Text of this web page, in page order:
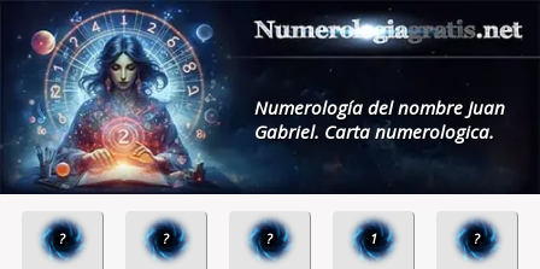
Numerología del nombre Juan
Gabriel. Carta numerologica.
? ? ? 1 ?